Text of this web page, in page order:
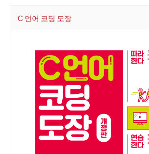
C 언어 코딩 도장